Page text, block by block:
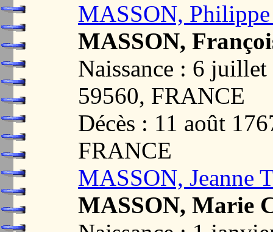
MASSON, Philippe
MASSON,
Naissance : 6
59560, FRANCE
Décès : 11 août
FRANCE
MASSON, Jeanne
MASSON, Marie